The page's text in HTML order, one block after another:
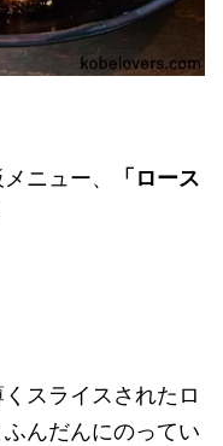
ニュー、
「ロース
スライスされたロ
んだんにのってい